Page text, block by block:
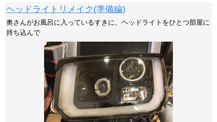
ヘッドライトリメイク(準備編)
奥さんがお風呂に入っているすきに、ヘッドライトをひとつ部屋に
持ち込んで